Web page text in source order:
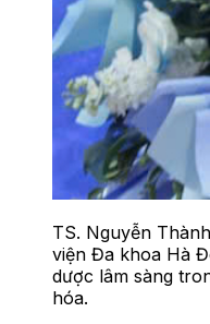
TS. Nguyễn
viện Đa khoa Hà
dược lâm sàng
hóa.